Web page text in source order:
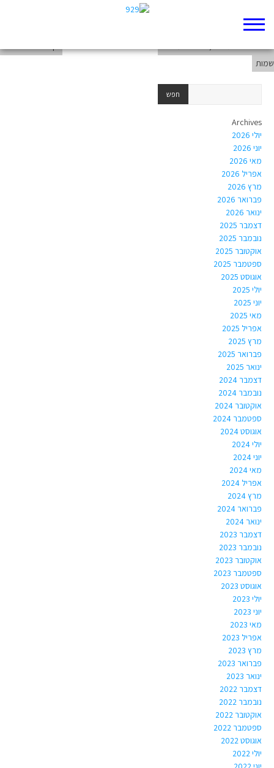
שמות
Archives
יולי 2026
יוני 2026
מאי 2026
אפריל 2026
מרץ 2026
פברואר 2026
ינואר 2026
דצמבר 2025
נובמבר 2025
אוקטובר 2025
ספטמבר 2025
אוגוסט 2025
יולי 2025
יוני 2025
מאי 2025
אפריל 2025
מרץ 2025
פברואר 2025
ינואר 2025
דצמבר 2024
נובמבר 2024
אוקטובר 2024
ספטמבר 2024
אוגוסט 2024
יולי 2024
יוני 2024
מאי 2024
אפריל 2024
מרץ 2024
פברואר 2024
ינואר 2024
דצמבר 2023
נובמבר 2023
אוקטובר 2023
ספטמבר 2023
אוגוסט 2023
יולי 2023
יוני 2023
מאי 2023
אפריל 2023
מרץ 2023
פברואר 2023
ינואר 2023
דצמבר 2022
נובמבר 2022
אוקטובר 2022
ספטמבר 2022
אוגוסט 2022
יולי 2022